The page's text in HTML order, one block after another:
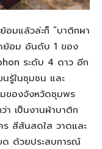
อมแล้วล่ะก็ “บาติกผา
ย้อม อันดับ 1 ของ
ระดับ 4 ดาว อีก
รู้ในชุมชน และ
ของจังหวัดชุมพร
า เป็นงานผ้าบาติก
สีสันสดใส วาดและ
ด ด้วยประสบการณ์